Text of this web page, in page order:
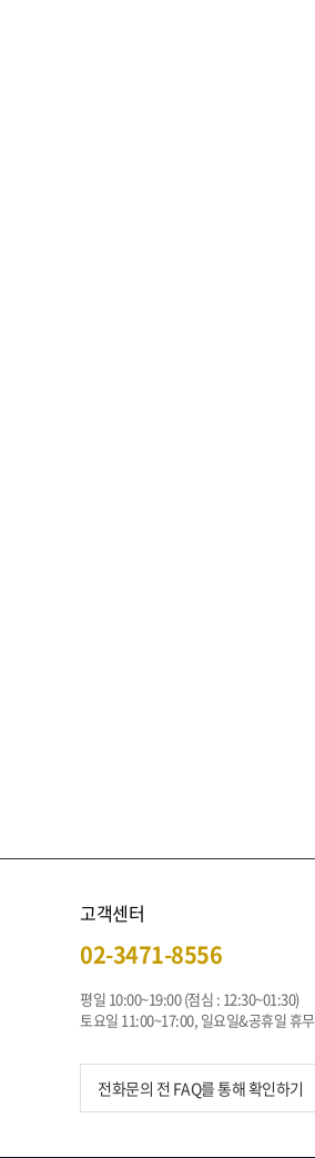
고객센터
02-3471-8556
평일 10:00~19:00 (점심 : 12:30~01:30)
토요일 11:00~17:00, 일요일&공휴일 휴무
전화문의 전 FAQ를 통해 확인하기